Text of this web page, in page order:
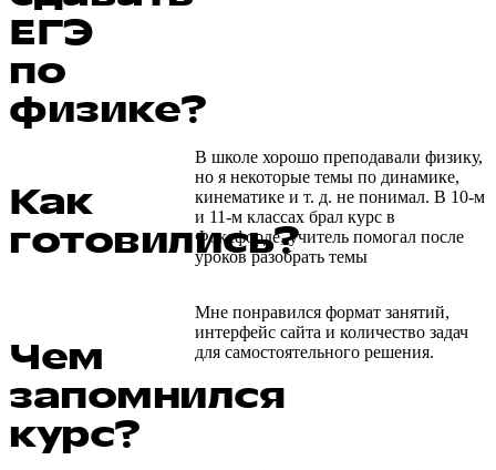
ЕГЭ
по
физике?
Как
готовились?
В школе хорошо преподавали физику,
но я некоторые темы по динамике,
кинематике и т. д. не понимал. В 10-м
и 11-м классах брал курс в
Фоксфорде, учитель помогал после
уроков разобрать темы
Чем
запомнился
курс?
Мне понравился формат занятий,
интерфейс сайта и количество задач
для самостоятельного решения.